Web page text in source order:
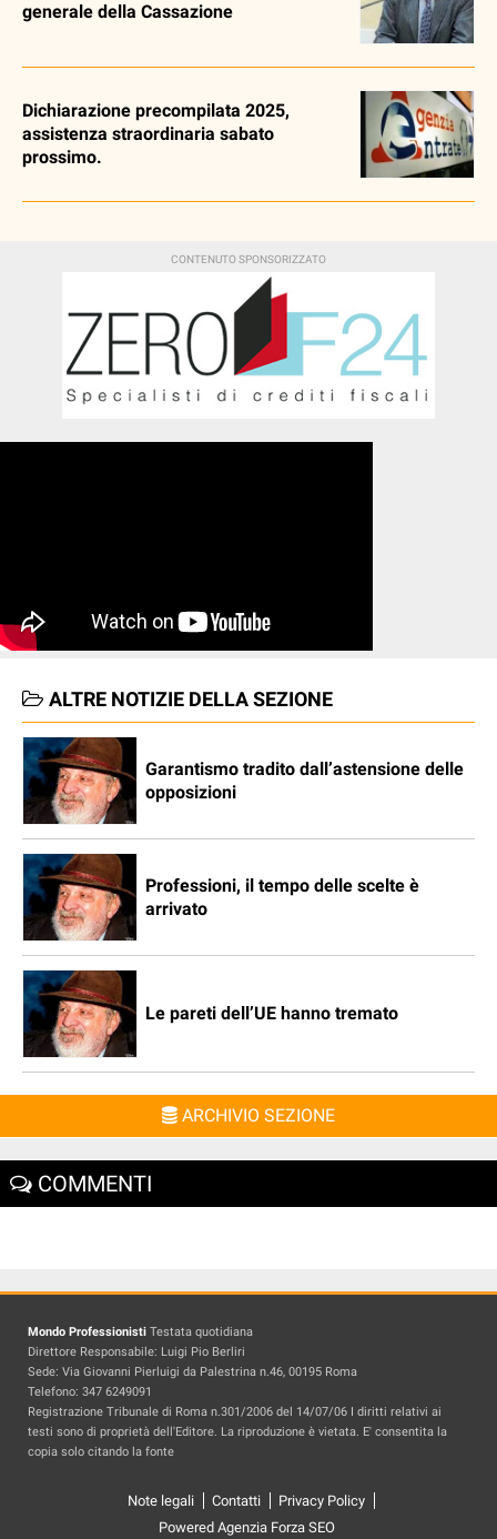
generale della Cassazione
Dichiarazione precompilata 2025,
assistenza straordinaria sabato
prossimo.
ALTRE NOTIZIE DELLA SEZIONE
Garantismo tradito dall’astensione delle
opposizioni
Professioni, il tempo delle scelte è
arrivato
Le pareti dell’UE hanno tremato
ARCHIVIO SEZIONE
COMMENTI
Mondo Professionisti Testata quotidiana
Direttore Responsabile: Luigi Pio Berliri
Sede: Via Giovanni Pierluigi da Palestrina n.46, 00195 Roma
Telefono: 347 6249091
Registrazione Tribunale di Roma n.301/2006 del 14/07/06 I diritti relativi ai
testi sono di proprietà dell'Editore. La riproduzione è vietata. E' consentita la
copia solo citando la fonte
Note legali Contatti
Privacy Policy
Powered Agenzia Forza SEO